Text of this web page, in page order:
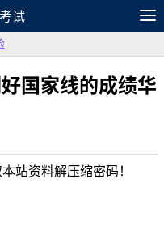
试
国家线的成绩华
站资料解压缩密码！